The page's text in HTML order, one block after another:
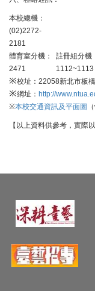
本校總機：
(02)2272-
2181
體育室分機：
2471
註冊組分機
1112~1113
※校址：22058新北市板
※網址： http://
※本校交通資訊及平面圖
【以上資料供參考，實際